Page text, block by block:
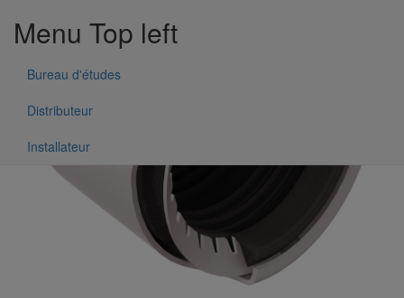
Menu Top left
Bureau d'études
Distributeur
Installateur